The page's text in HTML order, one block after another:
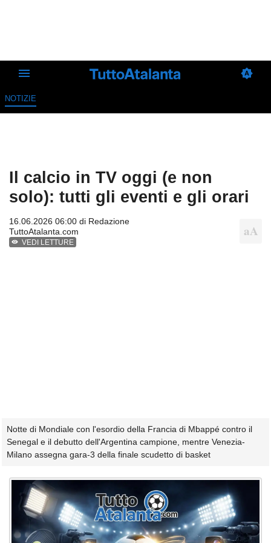
NOTIZIE
Il calcio in TV oggi (e non
solo): tutti gli eventi e gli orari
16.06.2026 06:00 di Redazione
TuttoAtalanta.com
VEDI LETTURE
Notte di Mondiale con l'esordio della Francia di Mbappé contro il
Senegal e il debutto dell'Argentina campione, mentre Venezia-
Milano assegna gara-3 della finale scudetto di basket